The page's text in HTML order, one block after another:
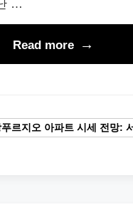
…
Read more
르지오 아파트 시세 전망: